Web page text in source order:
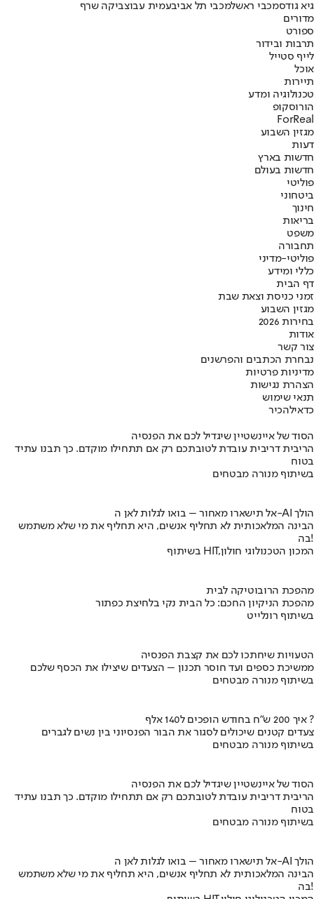
גיא גודסמכבי ראשלמכבי תל אביבעמית עבוצביקה שרף
מדורים
ספורט
תרבות ובידור
לייף סטייל
אוכל
תיירות
טכנולוגיה ומדע
הורוסקופ
ForReal
מגזין השבוע
דעות
חדשות בארץ
חדשות בעולם
פוליטי
ביטחוני
חינוך
בריאות
משפט
תחבורה
פוליטי-מדיני
כללי ומידע
דף הבית
זמני כניסת וצאת שבת
מגזין השבוע
בחירות 2026
אודות
צור קשר
נבחרת הכתבים והפרשנים
מדיניות פרטיות
הצהרת נגישות
תנאי שימוש
כדאילהכיר
הסוד של איינשטיין שיגדיל לכם את הפנסיה
הריבית דריבית עובדת לטובתכם רק אם תתחילו מוקדם. כך תבנו עתיד
בטוח
בשיתוף מנורה מבטחים
אל תישארו מאחור – בואו לגלות לאן ה-AI הולך
הבינה המלאכותית לא תחליף אנשים, היא תחליף את מי שלא משתמש
בה!
בשיתוף HIT,המכון הטכנולוגי חולון
מהפכת הרובוטיקה לבית
מהפכת הניקיון החכם: כל הבית נקי בלחיצת כפתור
בשיתוף רונלייט
הטעויות שיחתכו לכם את קצבת הפנסיה
ממשיכת כספים ועד חוסר תכנון – הצעדים שיצילו את הכסף שלכם
בשיתוף מנורה מבטחים
איך 200 ש"ח בחודש הופכים ל140 אלף ?
צעדים קטנים שיכולים לסגור את הבור הפנסיוני בין נשים לגברים
בשיתוף מנורה מבטחים
הסוד של איינשטיין שיגדיל לכם את הפנסיה
הריבית דריבית עובדת לטובתכם רק אם תתחילו מוקדם. כך תבנו עתיד
בטוח
בשיתוף מנורה מבטחים
אל תישארו מאחור – בואו לגלות לאן ה-AI הולך
הבינה המלאכותית לא תחליף אנשים, היא תחליף את מי שלא משתמש
בה!